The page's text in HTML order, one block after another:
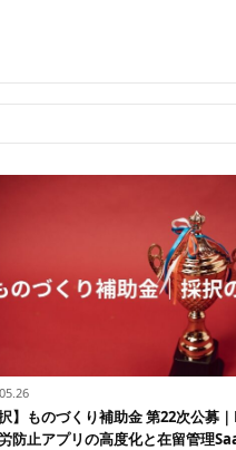
択】ものづくり補助金 第22次公募
防止アプリの高度化と在留管理